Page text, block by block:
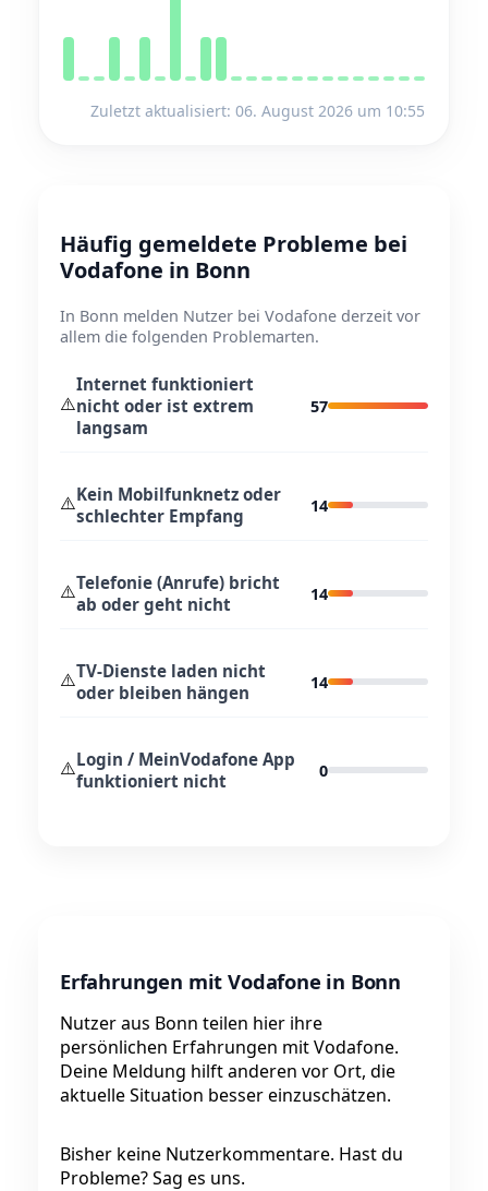
Zuletzt aktualisiert: 06. August 2026 um 10:55
Häufig gemeldete Probleme bei
Vodafone in Bonn
In Bonn melden Nutzer bei Vodafone derzeit vor
allem die folgenden Problemarten.
⚠️
Internet funktioniert
nicht oder ist extrem
langsam
57
⚠️Kein Mobilfunknetz oder
schlechter Empfang
14
⚠️Telefonie (Anrufe) bricht
ab oder geht nicht
14
⚠️TV-Dienste laden nicht
oder bleiben hängen
14
⚠️Login / MeinVodafone App
funktioniert nicht
0
Erfahrungen mit Vodafone in Bonn
Nutzer aus Bonn teilen hier ihre
persönlichen Erfahrungen mit Vodafone.
Deine Meldung hilft anderen vor Ort, die
aktuelle Situation besser einzuschätzen.
Bisher keine Nutzerkommentare. Hast du
Probleme? Sag es uns.